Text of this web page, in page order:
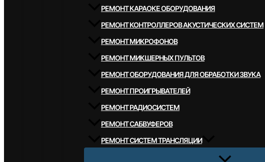
РЕМОНТ КАРАОКЕ ОБОРУДОВАНИЯ
РЕМОНТ КОНТРОЛЛЕРОВ АКУСТИЧЕСКИХ СИСТЕМ
РЕМОНТ МИКРОФОНОВ
РЕМОНТ МИКШЕРНЫХ ПУЛЬТОВ
РЕМОНТ ОБОРУДОВАНИЯ ДЛЯ ОБРАБОТКИ ЗВУКА
РЕМОНТ ПРОИГРЫВАТЕЛЕЙ
РЕМОНТ РАДИОСИСТЕМ
РЕМОНТ САБВУФЕРОВ
РЕМОНТ СИСТЕМ ТРАНСЛЯЦИИ